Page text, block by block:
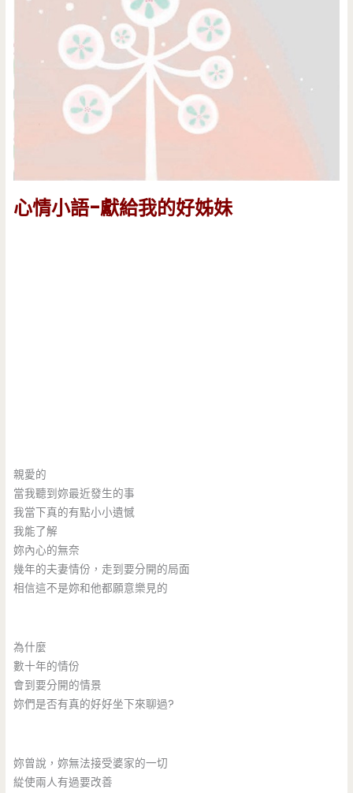
心情小語-獻給我的好姊妹
親愛的
當我聽到妳最近發生的事
我當下真的有點小小遺憾
我能了解
妳內心的無奈
幾年的夫妻情份，走到要分開的局面
相信這不是妳和他都願意樂見的
為什麼
數十年的情份
會到要分開的情景
妳們是否有真的好好坐下來聊過?
妳曾說，妳無法接受婆家的一切
緃使兩人有過要改善